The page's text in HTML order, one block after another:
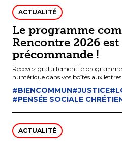
ACTUALITÉ
Le programme
Rencontre 2026
précommande !
Recevez gratuitement le
numérique dans vos boîtes aux lettres
#BIENCOMMUN#JUSTICE
#PENSÉE SOCIALE
ACTUALITÉ